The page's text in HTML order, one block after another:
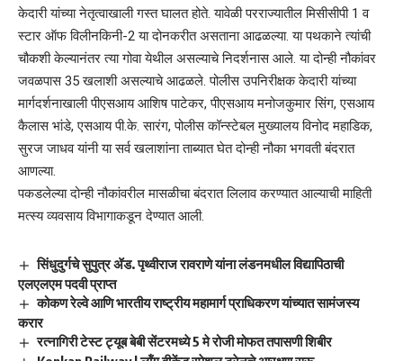
केदारी यांच्या नेतृत्वाखाली गस्त घालत होते. यावेळी परराज्यातील मिसीसीपी 1 व
स्टार ऑफ विलीनकिनी-2 या दोनकरीत असताना आढळल्या. या पथकाने त्यांची
चौकशी केल्यानंतर त्या गोवा येथील असल्याचे निदर्शनास आले. या दोन्ही नौकांवर
जवळपास 35 खलाशी असल्याचे आढळले. पोलीस उपनिरीक्षक केदारी यांच्या
मार्गदर्शनाखाली पीएसआय आशिष पाटेकर, पीएसआय मनोजकुमार सिंग, एसआय
कैलास भांडे, एसआय पी.के. सारंग, पोलीस कॉन्स्टेबल मुख्यालय विनोद महाडिक,
सुरज जाधव यांनी या सर्व खलाशांना ताब्यात घेत दोन्ही नौका भगवती बंदरात
आणल्या.
पकडलेल्या दोन्ही नौकांवरील मासळीचा बंदरात लिलाव करण्यात आल्याची माहिती
मत्स्य व्यवसाय विभागाकडून देण्यात आली.
सिंधुदुर्गचे सुपुत्र ॲड. पृथ्वीराज रावराणे यांना लंडनमधील विद्यापिठाची
एलएलएम पदवी प्राप्त
कोकण रेल्वे आणि भारतीय राष्ट्रीय महामार्ग प्राधिकरण यांच्यात सामंजस्य
करार
रत्नागिरी टेस्ट ट्यूब बेबी सेंटरमध्ये 5 मे रोजी मोफत तपासणी शिबीर